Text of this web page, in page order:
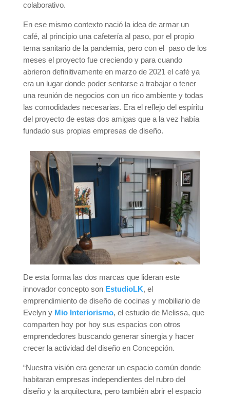
colaborativo.
En ese mismo contexto nació la idea de armar un
café, al principio una cafetería al paso, por el propio
tema sanitario de la pandemia, pero con el paso de los
meses el proyecto fue creciendo y para cuando
abrieron definitivamente en marzo de 2021 el café ya
era un lugar donde poder sentarse a trabajar o tener
una reunión de negocios con un rico ambiente y todas
las comodidades necesarias. Era el reflejo del espíritu
del proyecto de estas dos amigas que a la vez había
fundado sus propias empresas de diseño.
De esta forma las dos marcas que lideran este
innovador concepto son EstudioLK, el
emprendimiento de diseño de cocinas y mobiliario de
Evelyn y Mio Interiorismo, el estudio de Melissa, que
comparten hoy por hoy sus espacios con otros
emprendedores buscando generar sinergia y hacer
crecer la actividad del diseño en Concepción.
“Nuestra visión era generar un espacio común donde
habitaran empresas independientes del rubro del
diseño y la arquitectura, pero también abrir el espacio